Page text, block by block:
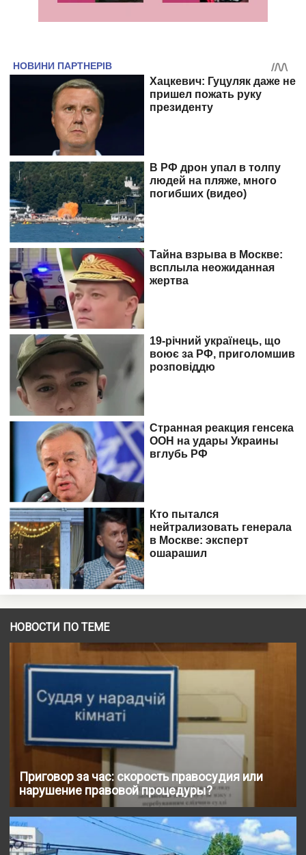
НОВОСТИ ПО ТЕМЕ
Приговор за час: скорость правосудия или
нарушение правовой процедуры?